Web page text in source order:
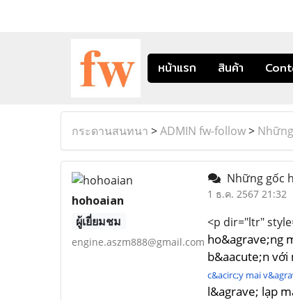
หน้าแรก สินค้า
กระดานสนทนา >ADMIN fw-follow>
hohoaian
ผู้เยี่ยมชม
engine.aszm888@gmail.com
Những gốc
1 ธ.ค. 2567 21:32
<p dir="ltr"
ho&agrave;ng
b&aacute;n
c&acirc;y mai
l&agrave; lạp